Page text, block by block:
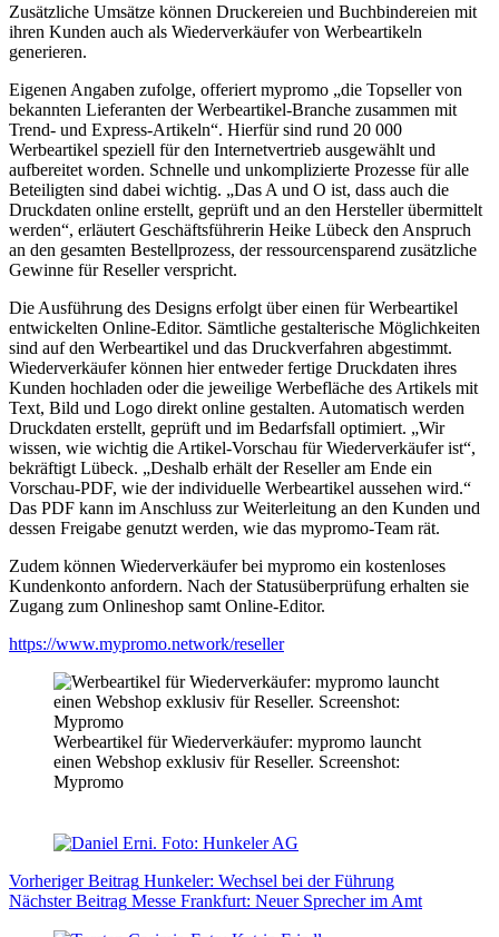
Zusätzliche Umsätze können Druckereien und Buchbindereien mit
ihren Kunden auch als Wiederverkäufer von Werbeartikeln
generieren.
Eigenen Angaben zufolge, offeriert mypromo „die Topseller von
bekannten Lieferanten der Werbeartikel-Branche zusammen mit
Trend- und Express-Artikeln“. Hierfür sind rund 20 000
Werbeartikel speziell für den Internetvertrieb ausgewählt und
aufbereitet worden. Schnelle und unkomplizierte Prozesse für alle
Beteiligten sind dabei wichtig. „Das A und O ist, dass auch die
Druckdaten online erstellt, geprüft und an den Hersteller übermittelt
werden“, erläutert Geschäftsführerin Heike Lübeck den Anspruch
an den gesamten Bestellprozess, der ressourcensparend zusätzliche
Gewinne für Reseller verspricht.
Die Ausführung des Designs erfolgt über einen für Werbeartikel
entwickelten Online-Editor. Sämtliche gestalterische Möglichkeiten
sind auf den Werbeartikel und das Druckverfahren abgestimmt.
Wiederverkäufer können hier entweder fertige Druckdaten ihres
Kunden hochladen oder die jeweilige Werbefläche des Artikels mit
Text, Bild und Logo direkt online gestalten. Automatisch werden
Druckdaten erstellt, geprüft und im Bedarfsfall optimiert. „Wir
wissen, wie wichtig die Artikel-Vorschau für Wiederverkäufer ist“,
bekräftigt Lübeck. „Deshalb erhält der Reseller am Ende ein
Vorschau-PDF, wie der individuelle Werbeartikel aussehen wird.“
Das PDF kann im Anschluss zur Weiterleitung an den Kunden und
dessen Freigabe genutzt werden, wie das mypromo-Team rät.
Zudem können Wiederverkäufer bei mypromo ein kostenloses
Kundenkonto anfordern. Nach der Statusüberprüfung erhalten sie
Zugang zum Onlineshop samt Online-Editor.
https://www.mypromo.network/reseller
Werbeartikel für Wiederverkäufer: mypromo launcht
einen Webshop exklusiv für Reseller. Screenshot:
Mypromo
VorherigerBeitrag Hunkeler: Wechsel bei der Führung
NächsterBeitrag Messe Frankfurt: Neuer Sprecher im Amt